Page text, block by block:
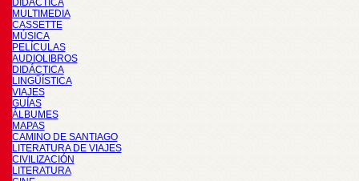
DIDÁCTICA
MULTIMEDIA
CASSETTE
MÚSICA
PELÍCULAS
AUDIOLIBROS
DIDÁCTICA
LINGÜÍSTICA
VIAJES
GUÍAS
ÁLBUMES
MAPAS
CAMINO DE SANTIAGO
LITERATURA DE VIAJES
CIVILIZACIÓN
LITERATURA